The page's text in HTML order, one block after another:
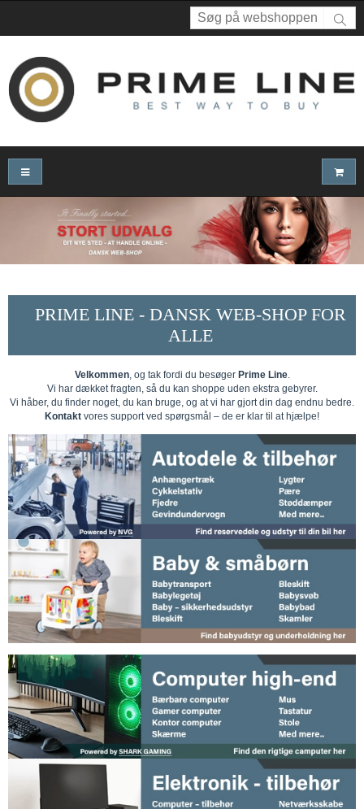
PRIME LINE - DANSK WEB-SHOP FOR
ALLE
Velkommen, og tak fordi du besøger Prime Line.
Vi har dækket fragten, så du kan shoppe uden ekstra gebyrer.
Vi håber, du finder noget, du kan bruge, og at vi har gjort din dag endnu bedre.
Kontakt vores support ved spørgsmål – de er klar til at hjælpe!